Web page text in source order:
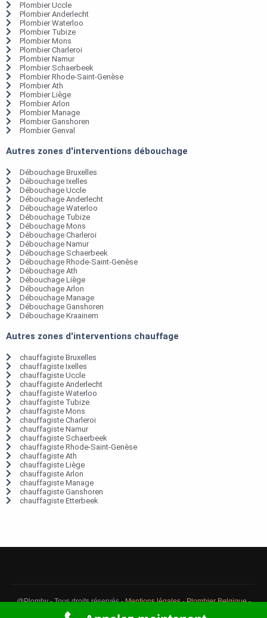
Plombier Uccle
Plombier Anderlecht
Plombier Waterloo
Plombier Tubize
Plombier Mons
Plombier Charleroi
Plombier Namur
Plombier Schaerbeek
Plombier Rhode-Saint-Genèse
Plombier Ath
Plombier Liège
Plombier Arlon
Plombier Manage
Plombier Ganshoren
Plombier Genval
Autres zones d'interventions débouchage
Débouchage Bruxelles
Débouchage Ixelles
Débouchage Uccle
Débouchage Anderlecht
Débouchage Waterloo
Débouchage Tubize
Débouchage Mons
Débouchage Charleroi
Débouchage Namur
Débouchage Schaerbeek
Débouchage Rhode-Saint-Genèse
Débouchage Ath
Débouchage Liège
Débouchage Arlon
Débouchage Manage
Débouchage Ganshoren
Débouchage Kraainem
Autres zones d'interventions chauffage
chauffagiste Bruxelles
chauffagiste Ixelles
chauffagiste Uccle
chauffagiste Anderlecht
chauffagiste Waterloo
chauffagiste Tubize
chauffagiste Mons
chauffagiste Charleroi
chauffagiste Namur
chauffagiste Schaerbeek
chauffagiste Rhode-Saint-Genèse
chauffagiste Ath
chauffagiste Liège
chauffagiste Arlon
chauffagiste Manage
chauffagiste Ganshoren
chauffagiste Etterbeek
@Plomby - Tous droits réservés -Mentions légales-Plombier Belgique-
Débouchage Belgique